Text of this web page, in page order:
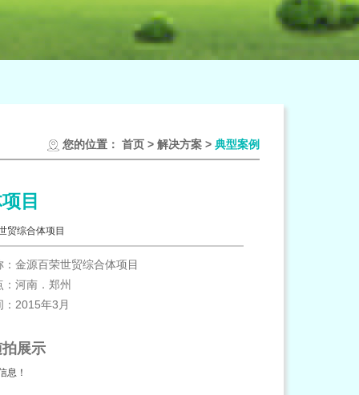
您的位置： 首页 >解决方案 >典型案例
目
贸综合体项目
：金源百荣世贸综合体项目
：河南．郑州
：2015年3月
展示
息！